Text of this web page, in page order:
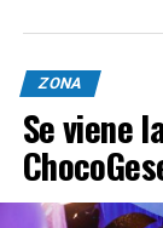
ZONA
Se viene